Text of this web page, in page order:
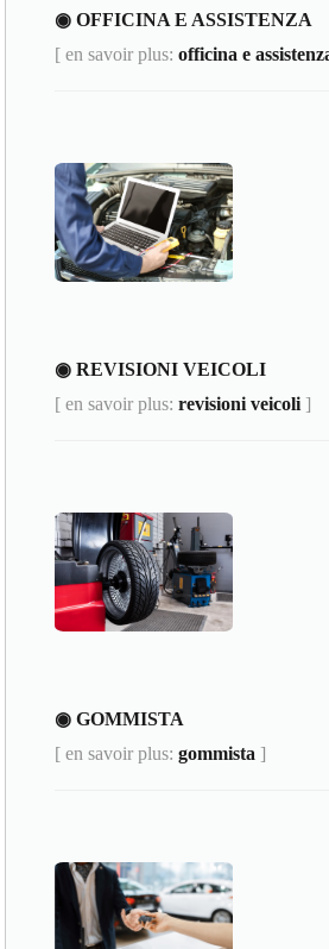
◉ OFFICINA E ASSISTENZA
[ en savoir plus:officina e
◉ REVISIONI VEICOLI
[ en savoir plus:revisioni veicoli ]
◉ GOMMISTA
[ en savoir plus:gommista ]